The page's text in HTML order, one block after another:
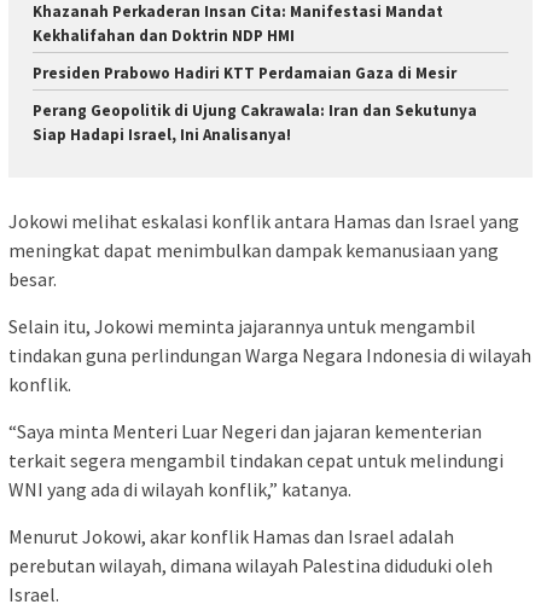
Khazanah Perkaderan Insan Cita: Manifestasi Mandat
Kekhalifahan dan Doktrin NDP HMI
Presiden Prabowo Hadiri KTT Perdamaian Gaza di Mesir
Perang Geopolitik di Ujung Cakrawala: Iran dan Sekutunya
Siap Hadapi Israel, Ini Analisanya!
Jokowi melihat eskalasi konflik antara Hamas dan Israel yang
meningkat dapat menimbulkan dampak kemanusiaan yang
besar.
Selain itu, Jokowi meminta jajarannya untuk mengambil
tindakan guna perlindungan Warga Negara Indonesia di wilayah
konflik.
“Saya minta Menteri Luar Negeri dan jajaran kementerian
terkait segera mengambil tindakan cepat untuk melindungi
WNI yang ada di wilayah konflik,” katanya.
Menurut Jokowi, akar konflik Hamas dan Israel adalah
perebutan wilayah, dimana wilayah Palestina diduduki oleh
Israel.